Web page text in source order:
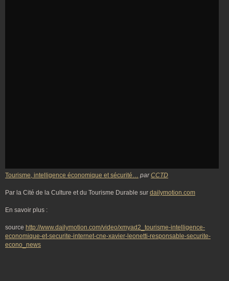
Tourisme, intelligence économique et sécurité… parCCTD
Par la Cité de la Culture et du Tourisme Durable sur dailymotion.com
En savoir plus :
source http://www.dailymotion.com/video/xmyad2_tourisme-intelligence-
economique-et-securite-internet-cne-xavier-leonetti-responsable-securite-
econo_news